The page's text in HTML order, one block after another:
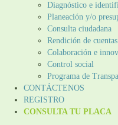
Diagnóstico e
Planeación y/o
Consulta ciudadana
Rendición de cuentas
Colaboración e
Control social
Programa de
CONTÁCTENOS
REGISTRO
CONSULTA TU PLACA